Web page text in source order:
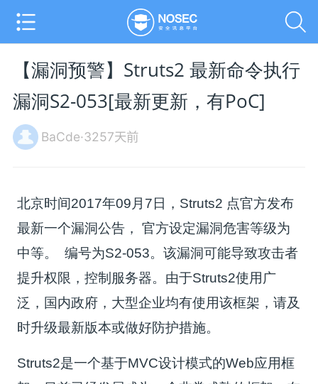
【漏洞预警】Struts2 最新命令执行
漏洞S2-053[最新更新，有PoC]
BaCde·3257天前
​北京时间2017年09月7日，Struts2 点官方发布
最新一个漏洞公告， 官方设定漏洞危害等级为
中等。 编号为S2-053。该漏洞可能导致攻击者
提升权限，控制服务器。由于Struts2使用广
泛，国内政府，大型企业均有使用该框架，请及
时升级最新版本或做好防护措施。
Struts2是一个基于MVC设计模式的Web应用框